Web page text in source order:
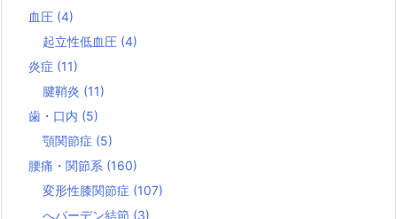
血圧 (4)
起立性低血圧 (4)
炎症 (11)
腱鞘炎 (11)
歯・口内 (5)
顎関節症 (5)
腰痛・関節系 (160)
変形性膝関節症 (107)
へバーデン結節 (3)